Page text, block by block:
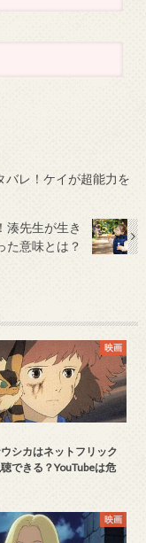
バレ！ケイが超能力を
湊先生が生き
た意味とは？
映画
シカはネットフリック
できる？YouTubeは危
映画